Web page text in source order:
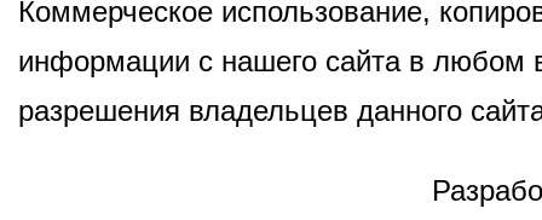
Коммерческое использование,
информации с нашего сайта в любом
разрешения владельцев данного